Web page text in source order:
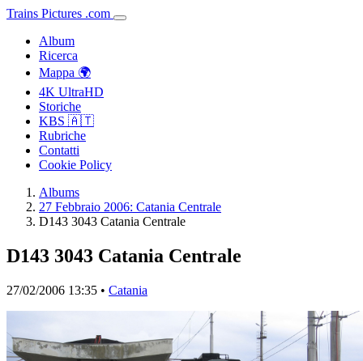
Trains Pictures .com
Album
Ricerca
Mappa 🌍
4K UltraHD
Storiche
KBS 🇦🇹
Rubriche
Contatti
Cookie Policy
Albums
27 Febbraio 2006: Catania Centrale
D143 3043 Catania Centrale
D143 3043 Catania Centrale
27/02/2006 13:35 • Catania